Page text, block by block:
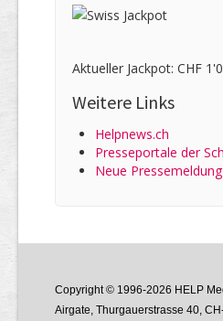
Aktueller Jackpot: CHF
Weitere Links
Helpnews.ch
Presseportale der
Neue
Copyright © 1996-2026 HELP
Airgate, Thurgauer­strasse 40,